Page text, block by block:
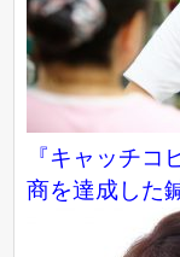
『キャッチコ
商を達成した